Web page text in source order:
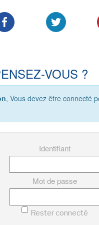
Mentions légales
personnelles
VOUS ?
, Vous devez être connecté
Identifiant
Mot de passe
Rester connecté